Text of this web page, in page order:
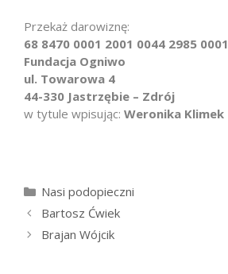
Przekaż darowiznę:
68 8470 0001 2001 0044 2985 0001
Fundacja Ogniwo
ul. Towarowa 4
44-330 Jastrzębie – Zdrój
w tytule wpisując: Weronika Klimek
Kategorie
Nasi podopieczni
Bartosz Ćwiek
Brajan Wójcik